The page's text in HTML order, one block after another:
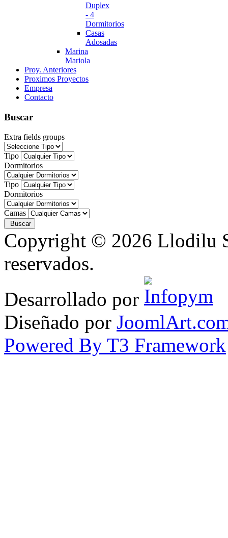
Duplex
- 4
Dormitorios
Casas
Adosadas
Marina
Mariola
Proy. Anteriores
Proximos Proyectos
Empresa
Contacto
Buscar
Extra fields groups
Tipo
Dormitorios
Tipo
Dormitorios
Camas
Copyright © 2026 Llodilu
reservados.
Desarrollado por
Diseñado por
Powered By T3 Framework